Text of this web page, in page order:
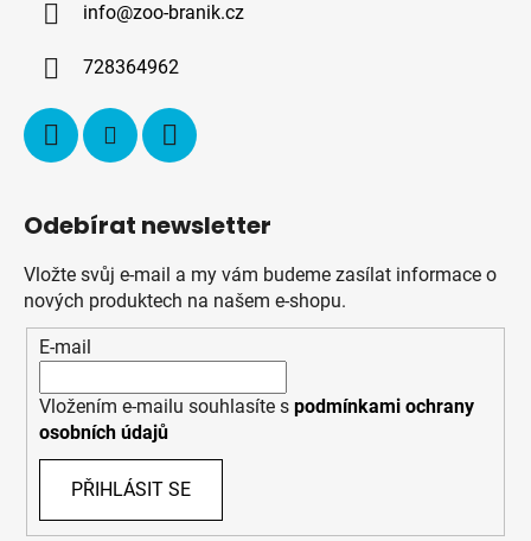
info@zoo-branik.cz
728364962
Odebírat newsletter
Vložte svůj e-mail a my vám budeme zasílat informace o
nových produktech na našem e-shopu.
E-mail
Vložením e-mailu souhlasíte s podmínkami ochrany
osobních údajů
PŘIHLÁSIT SE